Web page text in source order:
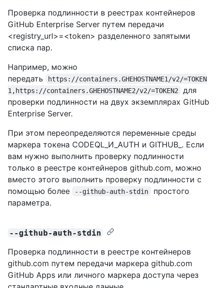
Проверка подлинности в реестрах контейнеров
GitHub Enterprise Server путем передачи
<registry_url>=<token> разделенного запятыми
списка пар.
Например, можно
передать
https://containers.GHEHOSTNAME1/v2/=TOKEN
1,https://containers.GHEHOSTNAME2/v2/=TOKEN2
для
проверки подлинности на двух экземплярах GitHub
Enterprise Server.
При этом переопределяются переменные среды
маркера токена CODEQL_И_AUTH и GITHUB_. Если
вам нужно выполнить проверку подлинности
только в реестре контейнеров github.com, можно
вместо этого выполнить проверку подлинности с
помощью более
--github-auth-stdin
простого
параметра.
--github-auth-stdin
Проверка подлинности в реестре контейнеров
github.com путем передачи маркера github.com
GitHub Apps или личного маркера доступа через